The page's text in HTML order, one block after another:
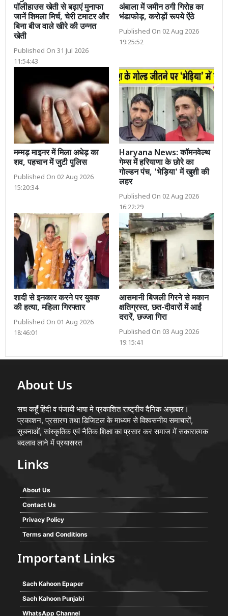
पॉलीहाउस खेती से बढ़ाएं मुनाफा
जानें शिमला मिर्च, चेरी टमाटर और
बिना बीज वाले खीरे की उन्नत
खेती
Published On 31 Jul 2026
11:54:43
अंबाला में जमीन ठगी गिरोह का
भंडाफोड़, करोड़ों रूपये ऐंठे
Published On 02 Aug 2026
19:25:52
मम्मड़ माइनर में मिला अधेड़ का
शव, पहचान में जुटी पुलिस
Published On 02 Aug 2026
15:20:34
Haryana News: कॉमनवेल्थ
गेम्स में हरियाणा के छोरे का
गोल्डन पंच, 'भेड़िया' में खुशी की
लहर
Published On 02 Aug 2026
16:22:29
शादी से इनकार करने पर युवक
की हत्या, महिला गिरफ्तार
Published On 01 Aug 2026
18:46:01
आसमानी बिजली गिरने से मकान
क्षतिग्रस्त, छत-दीवारों में आईं
दरारें, छज्जा गिरा
Published On 03 Aug 2026
19:15:41
About Us
सच कहूँ हिंदी व पंजाबी भाषा मे प्रकाशित राष्ट्रीय दैनिक अख़बार।
प्रकाशन, प्रसारण तथा डिजिटल के माध्यम से विश्वसनीय समाचारों,
सूचनाओं, सांस्कृतिक एवं नैतिक शिक्षा का प्रसार कर समाज में सकारात्मक
बदलाव लाने में प्रयासरत
Links
About Us
Contact Us
Privacy Policy
Terms and Conditions
Important Links
Sach Kahoon Epaper
Sach Kahoon Punjabi
WhatsApp Channel